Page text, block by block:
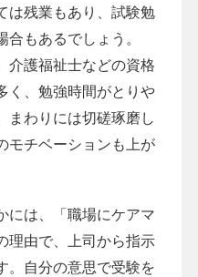
は残業もあり、試験勉
もあるでしょう。
介護福祉士などの資格
く、勉強時間がとりや
わりには切磋琢磨し
モチベーションも上が
には、「職場にケアマ
理由で、上司から指示
。自分の意思で受験を